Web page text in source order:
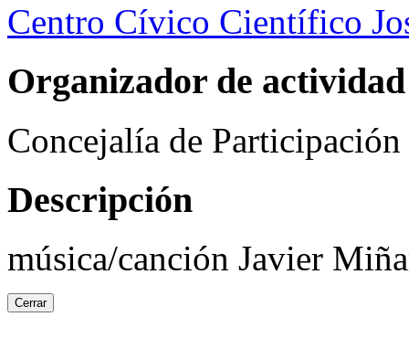
Centro Cívico Científico
Organizador de actividad
Concejalía de
Descripción
música/canción Javier
Cerrar